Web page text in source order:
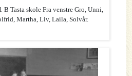
B Tasta skole Fra venstre Gro, Unni,
Martha, Liv, Laila, Solvår.